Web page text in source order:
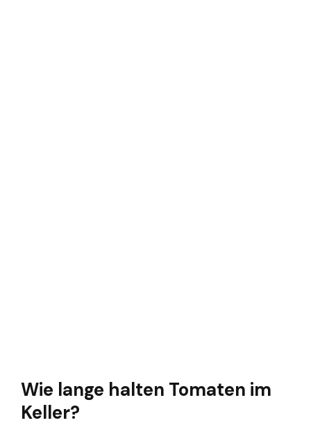
Wie lange halten Tomaten im
Keller?